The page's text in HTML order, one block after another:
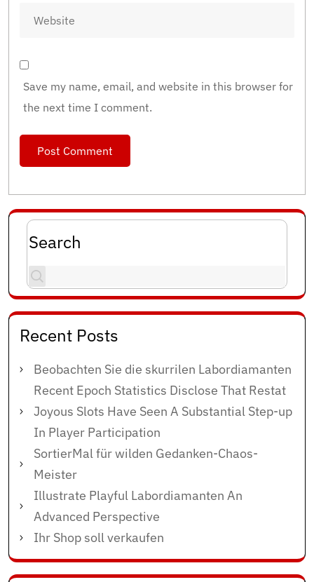
Save my name, email, and website in this browser for
the next time I comment.
Search
Recent Posts
Beobachten Sie die skurrilen Labordiamanten
Recent Epoch Statistics Disclose That Restat
Joyous Slots Have Seen A Substantial Step-up
In Player Participation
SortierMal für wilden Gedanken-Chaos-
Meister
Illustrate Playful Labordiamanten An
Advanced Perspective
Ihr Shop soll verkaufen